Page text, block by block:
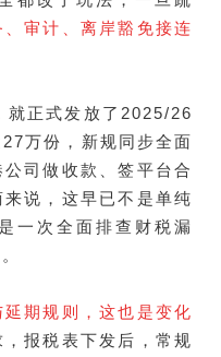
审计、离岸豁免接连
就正式发放了2025/26
万份，新规同步全面
司做收款、签平台合
说，这早已不是单纯
一次全面排查财税漏
期规则，这也是变化
报税表下发后，常规